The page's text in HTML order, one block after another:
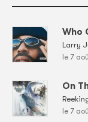
Who
Larry
le 7
On
le 7